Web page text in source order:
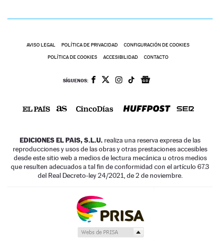
AVISO LEGAL POLÍTICA DE PRIVACIDAD CONFIGURACIÓN DE COOKIES
POLÍTICA DE COOKIES ACCESIBILIDAD CONTACTO
SÍGUENOS:
EDICIONES EL PAIS, S.L.U. realiza una reserva expresa de las
reproducciones y usos de las obras y otras prestaciones accesibles
desde este sitio web a medios de lectura mecánica u otros medios
que resulten adecuados a tal fin de conformidad con el artículo 67.3
del Real Decreto-ley 24/2021, de 2 de noviembre.